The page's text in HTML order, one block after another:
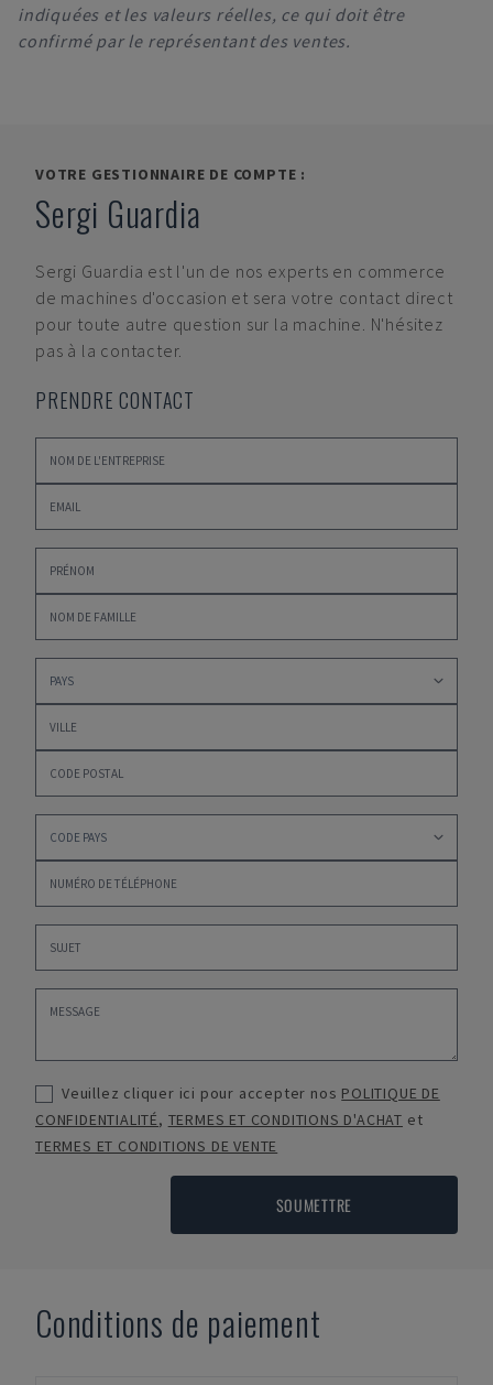
indiquées et les valeurs réelles, ce qui doit être
confirmé par le représentant des ventes.
VOTRE GESTIONNAIRE DE COMPTE :
Sergi Guardia
Sergi Guardia est l'un de nos experts en commerce
de machines d'occasion et sera votre contact direct
pour toute autre question sur la machine. N'hésitez
pas à la contacter.
PRENDRE CONTACT
Veuillez cliquer ici pour accepter nos POLITIQUE DE
CONFIDENTIALITÉ, TERMES ET CONDITIONS D'ACHAT et
TERMES ET CONDITIONS DE VENTE
SOUMETTRE
Conditions de paiement